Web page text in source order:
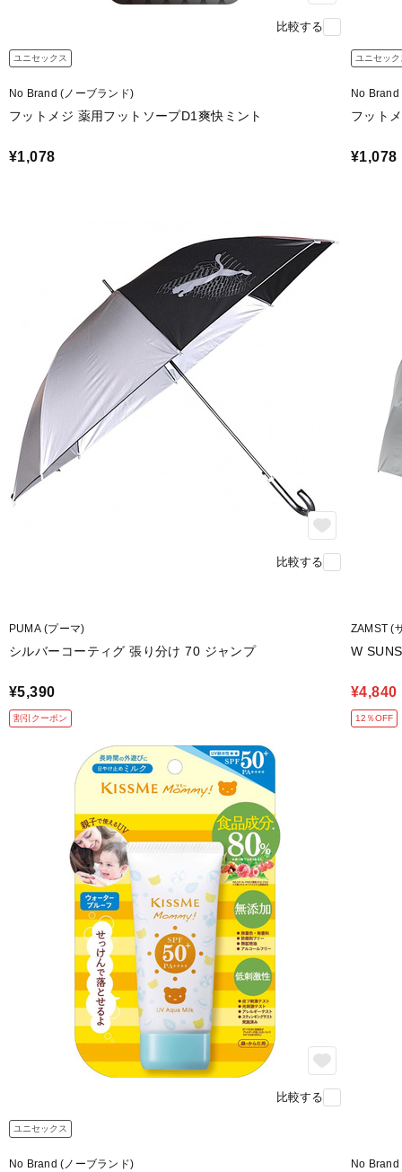
比較する
ユニセックス
No Brand (ノーブランド)
フットメジ 薬用フットソープD1爽快ミント
¥1,078
ユニセック
No Brand
フット
¥1,078
比較する
PUMA (プーマ)
シルバーコーティグ 張り分け 70 ジャンプ
¥5,390
割引クーポン
ZAMST (
W
¥4,840
12％OFF
比較する
ユニセックス
No Brand (ノーブランド) No Brand